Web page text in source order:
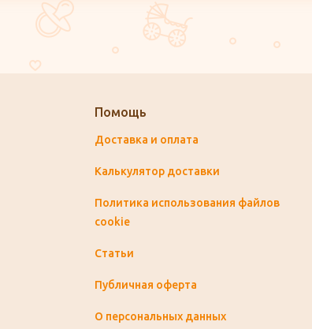
Помощь
Доставка и оплата
Калькулятор доставки
Политика использования файлов
cookie
Статьи
Публичная оферта
О персональных данных